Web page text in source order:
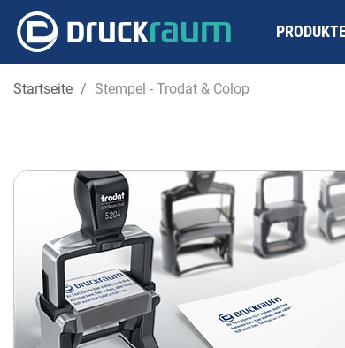
Startseite Stempel - Trodat & Colop